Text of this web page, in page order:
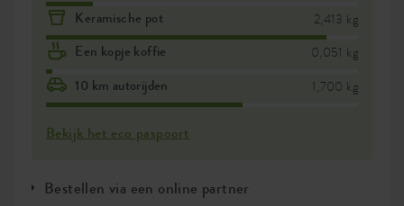
Keramische pot 2,413 kg
Een kopje koffie 0,051 kg
10 km autorijden 1,700 kg
Bekijk het eco paspoort
Bestellen via een online partner